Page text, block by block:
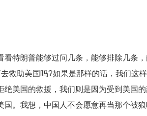
特朗普能够过问几条，能够排除几条
救助美国吗?如果是那样的话，我们这
美国的救援，我们则是因为受到美国
。我想，中国人不会愿意再当那个被